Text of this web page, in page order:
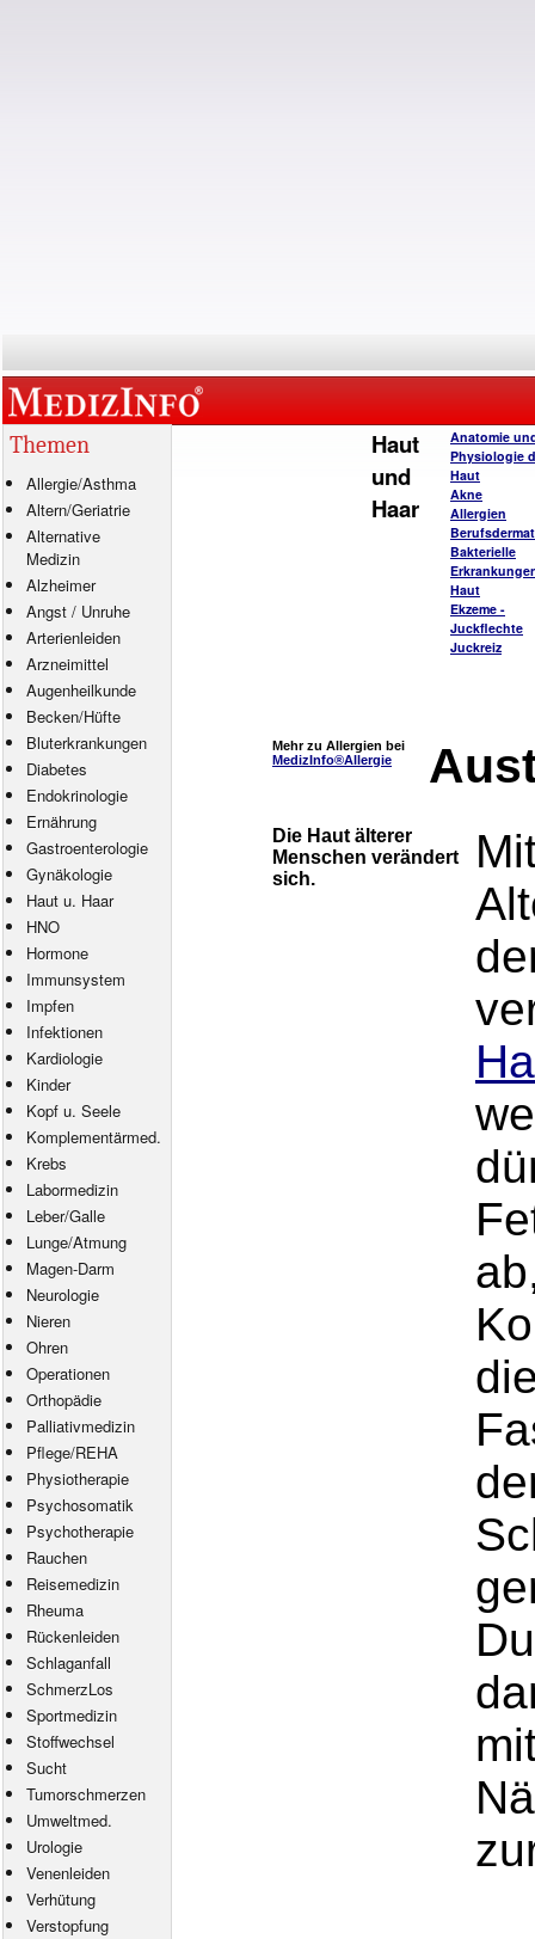
Haut
und
Haar
Anatomie
Physiologie
Haut
Akne
Allergien
Bakterielle
Haut
Ekzeme -
Juckflechte
Juckreiz
Themen
Allergie/Asthma
Altern/Geriatrie
Alternative
Medizin
Alzheimer
Angst / Unruhe
Arterienleiden
Arzneimittel
Augenheilkunde
Becken/Hüfte
Bluterkrankungen
Diabetes
Endokrinologie
Ernährung
Gastroenterologie
Gynäkologie
Haut u. Haar
HNO
Hormone
Immunsystem
Impfen
Infektionen
Kardiologie
Kinder
Kopf u. Seele
Komplementärmed.
Krebs
Labormedizin
Leber/Galle
Lunge/Atmung
Magen-Darm
Neurologie
Nieren
Ohren
Operationen
Orthopädie
Palliativmedizin
Pflege/REHA
Physiotherapie
Psychosomatik
Psychotherapie
Rauchen
Reisemedizin
Rheuma
Rückenleiden
Schlaganfall
SchmerzLos
Sportmedizin
Stoffwechsel
Sucht
Tumorschmerzen
Umweltmed.
Urologie
Venenleiden
Verhütung
Verstopfung
Mehr zu Allergien bei
MedizInfo®Allergie
Die Haut älterer
Menschen verändert
sich.